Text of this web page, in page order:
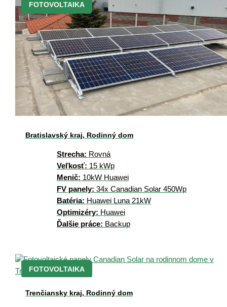
FOTOVOLTAIKA
Bratislavský kraj, Rodinný dom
Strecha: Rovná
Veľkosť: 15 kWp
Menič: 10kW Huawei
FV panely: 34x Canadian Solar 450Wp
Batéria: Huawei Luna 21kW
Optimizéry: Huawei
Ďalšie práce: Backup
FOTOVOLTAIKA
Trenčiansky kraj, Rodinný dom